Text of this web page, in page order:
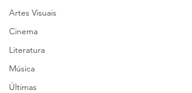
Artes Visuais
Cinema
Literatura
Música
Últimas